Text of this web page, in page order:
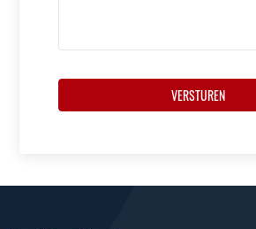
VERSTUREN